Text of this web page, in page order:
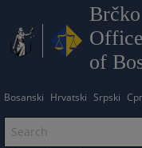
Office
of
Bosanski Hrvatski Srpski